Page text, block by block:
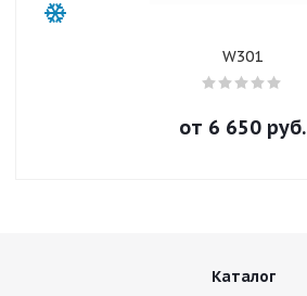
W301
от 6 650руб.
Каталог